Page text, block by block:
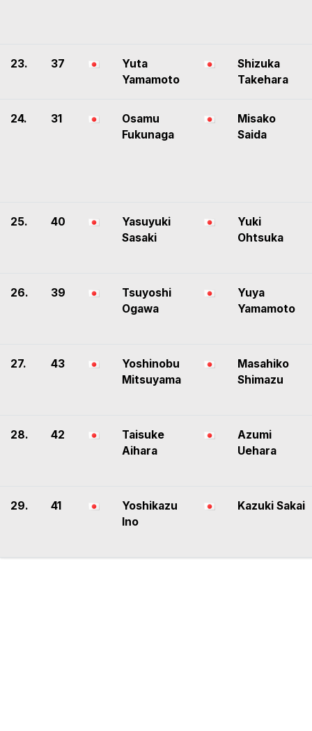
23. 37
Yuta
Yamamoto
Shizuka
Takehara
24. 31
Osamu
Fukunaga
Misako
Saida
25. 40
Yasuyuki
Sasaki
Yuki
Ohtsuka
26. 39
Tsuyoshi
Ogawa
Yuya
Yamamoto
27. 43
Yoshinobu
Mitsuyama
Masahiko
Shimazu
28. 42
Taisuke
Aihara
Azumi
Uehara
29. 41
Yoshikazu
Ino
Kazuki Sakai